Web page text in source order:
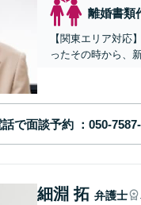
離婚書類
【関東エリア対
ったその時から、
話で面談予約
細淵 拓 弁護士